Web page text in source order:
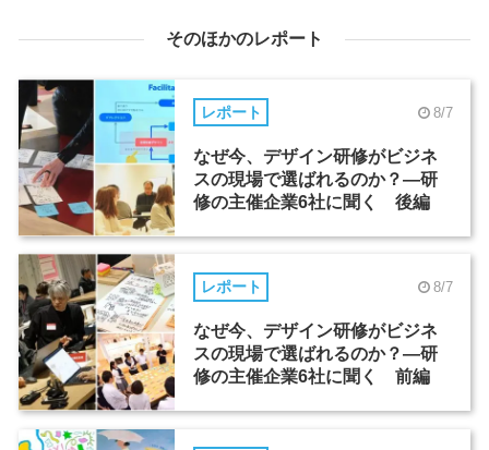
そのほかのレポート
レポート 8/7
なぜ今、デザイン研修がビジネ
スの現場で選ばれるのか？―研
修の主催企業6社に聞く 後編
レポート 8/7
なぜ今、デザイン研修がビジネ
スの現場で選ばれるのか？―研
修の主催企業6社に聞く 前編